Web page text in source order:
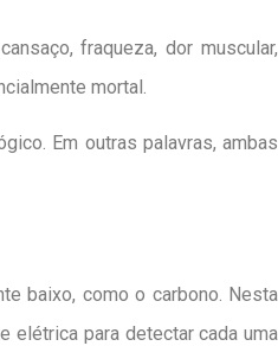
fraqueza, dor muscular,
mortal.
Em outras palavras, ambas
baixo, como o carbono. Nesta
para detectar cada uma